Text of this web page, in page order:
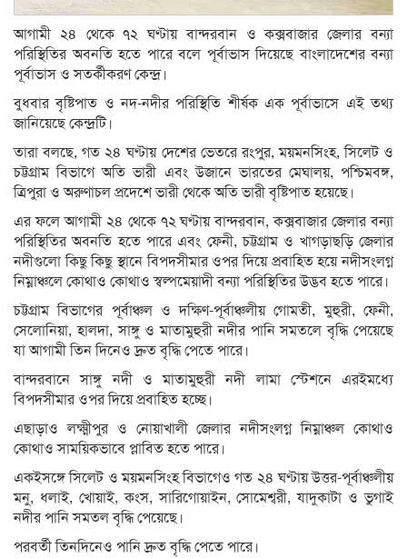
আগামী ২৪ থেকে ৭২ ঘণ্টায় বান্দরবান ও কক্সবাজার জেলার বন্যা
পরিস্থিতির অবনতি হতে পারে বলে পূর্বাভাস দিয়েছে বাংলাদেশের বন্যা
পূর্বাভাস ও সতর্কীকরণ কেন্দ্র।
বুধবার বৃষ্টিপাত ও নদ-নদীর পরিস্থিতি শীর্ষক এক পূর্বাভাসে এই তথ্য
জানিয়েছে কেন্দ্রটি।
তারা বলছে, গত ২৪ ঘণ্টায় দেশের ভেতরে রংপুর, ময়মনসিংহ, সিলেট ও
চট্টগ্রাম বিভাগে অতি ভারী এবং উজানে ভারতের মেঘালয়, পশ্চিমবঙ্গ,
ত্রিপুরা ও অরুণাচল প্রদেশে ভারী থেকে অতি ভারী বৃষ্টিপাত হয়েছে।
এর ফলে আগামী ২৪ থেকে ৭২ ঘণ্টায় বান্দরবান, কক্সবাজার জেলার বন্যা
পরিস্থিতির অবনতি হতে পারে এবং ফেনী, চট্টগ্রাম ও খাগড়াছড়ি জেলার
নদীগুলো কিছু কিছু স্থানে বিপদসীমার ওপর দিয়ে প্রবাহিত হয়ে নদীসংলগ্ন
নিম্নাঞ্চলে কোথাও কোথাও স্বল্পমেয়াদী বন্যা পরিস্থিতির উদ্ভব হতে পারে।
চট্টগ্রাম বিভাগের পূর্বাঞ্চল ও দক্ষিণ-পূর্বাঞ্চলীয় গোমতী, মুহুরী, ফেনী,
সেলোনিয়া, হালদা, সাঙ্গু ও মাতামুহুরী নদীর পানি সমতলে বৃদ্ধি পেয়েছে
যা আগামী তিন দিনেও দ্রুত বৃদ্ধি পেতে পারে।
বান্দরবানে সাঙ্গু নদী ও মাতামুহুরী নদী লামা স্টেশনে এরইমধ্যে
বিপদসীমার ওপর দিয়ে প্রবাহিত হচ্ছে।
এছাড়াও লক্ষ্মীপুর ও নোয়াখালী জেলার নদীসংলগ্ন নিম্নাঞ্চল কোথাও
কোথাও সাময়িকভাবে প্লাবিত হতে পারে।
একইসঙ্গে সিলেট ও ময়মনসিংহ বিভাগেও গত ২৪ ঘণ্টায় উত্তর-পূর্বাঞ্চলীয়
মনু, ধলাই, খোয়াই, কংস, সারিগোয়াইন, সোমেশ্বরী, যাদুকাটা ও ভুগাই
নদীর পানি সমতল বৃদ্ধি পেয়েছে।
পরবর্তী তিনদিনেও পানি দ্রুত বৃদ্ধি পেতে পারে।